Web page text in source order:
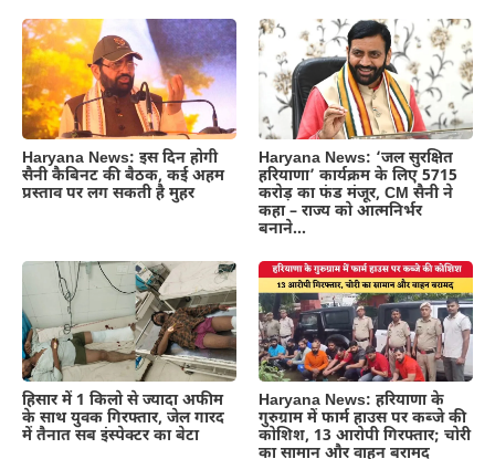
Haryana News: इस दिन होगी
सैनी कैबिनट की बैठक, कई अहम
प्रस्ताव पर लग सकती है मुहर
Haryana News: ‘जल सुरक्षित
हरियाणा’ कार्यक्रम के लिए 5715
करोड़ का फंड मंजूर, CM सैनी ने
कहा – राज्य को आत्मनिर्भर
बनाने…
हिसार में 1 किलो से ज्यादा अफीम
के साथ युवक गिरफ्तार, जेल गारद
में तैनात सब इंस्पेक्टर का बेटा
Haryana News: हरियाणा के
गुरुग्राम में फार्म हाउस पर कब्जे की
कोशिश, 13 आरोपी गिरफ्तार; चोरी
का सामान और वाहन बरामद